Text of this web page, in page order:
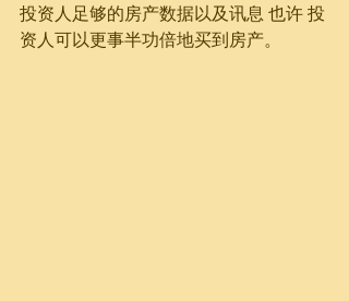
投资人足够的房产数据以及讯息 也许 投
资人可以更事半功倍地买到房产。